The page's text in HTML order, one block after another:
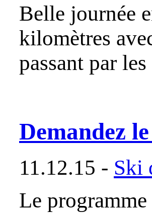
Belle journée
kilomètres
passant par
Demandez
11.12.15 - Ski
Le